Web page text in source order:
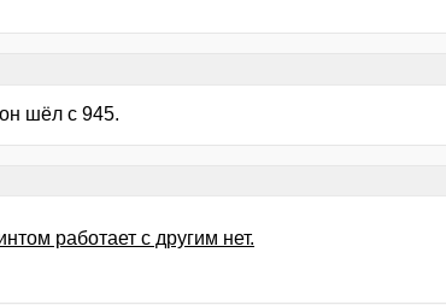
шёл с 945.
работает с другим нет.